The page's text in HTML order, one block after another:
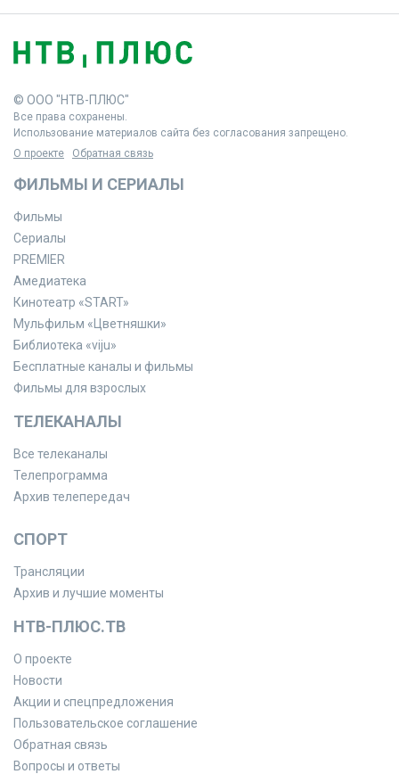
© ООО "НТВ-ПЛЮС"
Все права сохранены.
Использование материалов сайта без согласования запрещено.
О проекте
Обратная связь
ФИЛЬМЫ И СЕРИАЛЫ
Фильмы
Сериалы
PREMIER
Амедиатека
Кинотеатр «START»
Мульфильм «Цветняшки»
Библиотека «viju»
Бесплатные каналы и фильмы
Фильмы для взрослых
ТЕЛЕКАНАЛЫ
Все телеканалы
Телепрограмма
Архив телепередач
СПОРТ
Трансляции
Архив и лучшие моменты
НТВ-ПЛЮС.ТВ
О проекте
Новости
Акции и спецпредложения
Пользовательское соглашение
Обратная связь
Вопросы и ответы